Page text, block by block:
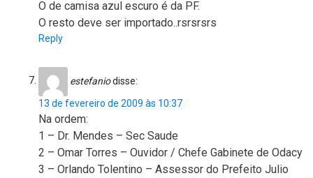
O de camisa azul escuro é da PF.
O resto deve ser importado..rsrsrsrs
Reply
estefaniodisse:
13 de fevereiro de 2009 às 10:37
Na ordem:
1 – Dr. Mendes – Sec Saude
2 – Omar Torres – Ouvidor / Chefe Gabinete de Odacy
3 – Orlando Tolentino – Assessor do Prefeito Julio